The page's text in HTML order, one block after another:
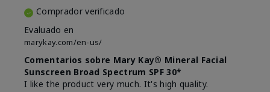
Comprador verificado
Evaluado en
marykay.com/en-us/
Comentarios sobre Mary Kay® Mineral Facial
Sunscreen Broad Spectrum SPF 30*
I like the product very much. It's high quality.